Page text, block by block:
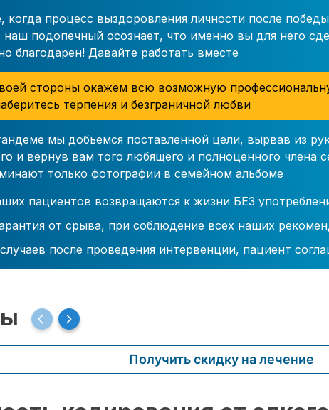
когда процесс выздоровления личности после
наш подопечный осознает, что именно вы для него
благодарен! Давайте работать вместе
стороны окажем всю возможную
терпения и безграничной любви
мы добьемся поставленной цели, вырвав из
и вернув вам того любящего и полноценного члена
только фотографии в семейном альбоме
пациентов возвращаются к жизни БЕЗ
от срыва, при соблюдение всех наших
после проведения интервенции, пациент
Получить скидку на лечение